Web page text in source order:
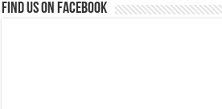
Find us on Facebook